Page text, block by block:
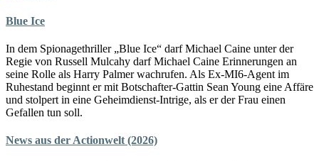
Blue Ice
In dem Spionagethriller „Blue Ice“ darf Michael Caine unter der
Regie von Russell Mulcahy darf Michael Caine Erinnerungen an
seine Rolle als Harry Palmer wachrufen. Als Ex-MI6-Agent im
Ruhestand beginnt er mit Botschafter-Gattin Sean Young eine Affäre
und stolpert in eine Geheimdienst-Intrige, als er der Frau einen
Gefallen tun soll.
News aus der Actionwelt (2026)